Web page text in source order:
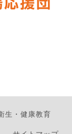
生・健康教育